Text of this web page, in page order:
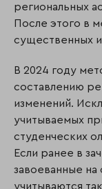
региональных
После этого в
существенных
В 2024 году
составлению
изменений.
учитываемых
студенческих
Если ранее в
завоеванные на
учитываются